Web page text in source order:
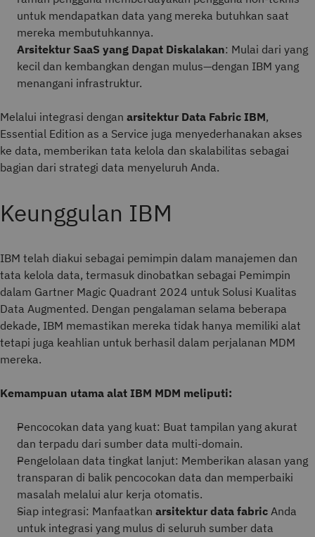
untuk mendapatkan data yang mereka butuhkan saat
mereka membutuhkannya.
Arsitektur SaaS yang Dapat Diskalakan: Mulai dari yang
kecil dan kembangkan dengan mulus—dengan IBM yang
menangani infrastruktur.
Melalui integrasi dengan arsitektur Data Fabric IBM,
Essential Edition as a Service juga menyederhanakan akses
ke data, memberikan tata kelola dan skalabilitas sebagai
bagian dari strategi data menyeluruh Anda.
Keunggulan IBM
IBM telah diakui sebagai pemimpin dalam manajemen dan
tata kelola data, termasuk dinobatkan sebagai Pemimpin
dalam Gartner Magic Quadrant 2024 untuk Solusi Kualitas
Data Augmented. Dengan pengalaman selama beberapa
dekade, IBM memastikan mereka tidak hanya memiliki alat
tetapi juga keahlian untuk berhasil dalam perjalanan MDM
mereka.
Kemampuan utama alat IBM MDM meliputi:
Pencocokan data yang kuat: Buat tampilan yang akurat
dan terpadu dari sumber data multi-domain.
Pengelolaan data tingkat lanjut: Memberikan alasan yang
transparan di balik pencocokan data dan memperbaiki
masalah melalui alur kerja otomatis.
Siap integrasi: Manfaatkan arsitektur data fabric Anda
untuk integrasi yang mulus di seluruh sumber data